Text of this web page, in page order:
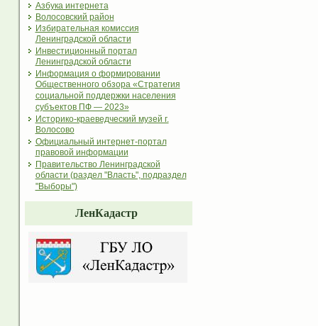
Азбука интернета
Волосовский район
Избирательная комиссия
Ленинградской области
Инвестиционный портал
Ленинградской области
Информация о формировании
Общественного обзора «Стратегия
социальной поддержки населения
субъектов ПФ — 2023»
Историко-краеведческий музей г.
Волосово
Официальный интернет-портал
правовой информации
Правительство Ленинградской
области (раздел "Власть", подраздел
"Выборы")
ЛенКадастр